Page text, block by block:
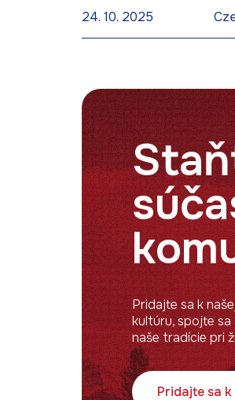
24. 10. 2025
Pridajte sa k
kultúru, spojte sa
naše tradície pri
Pridajte sa k